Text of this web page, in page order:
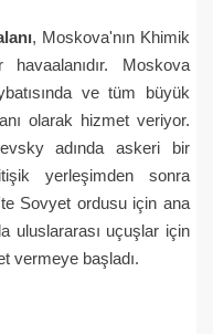
, Moskova'nın Khimik
Moskova
ve tüm büyük
olarak hizmet veriyor.
adında askeri bir
yerleşimden sonra
Sovyet ordusu için ana
uluslararası uçuşlar için
vermeye başladı.